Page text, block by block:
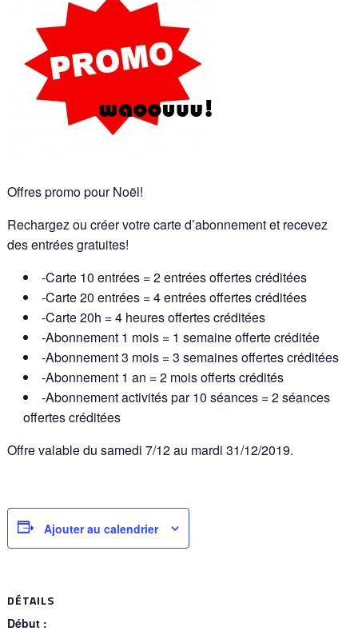
Offres promo pour Noël!
Rechargez ou créer votre carte d’abonnement et recevez
des entrées gratuites!
-Carte 10 entrées = 2 entrées offertes créditées
-Carte 20 entrées = 4 entrées offertes créditées
-Carte 20h = 4 heures offertes créditées
-Abonnement 1 mois = 1 semaine offerte créditée
-Abonnement 3 mois = 3 semaines offertes créditées
-Abonnement 1 an = 2 mois offerts crédités
-Abonnement activités par 10 séances = 2 séances
offertes créditées
Offre valable du samedi 7/12 au mardi 31/12/2019.
Ajouter au calendrier
DÉTAILS
Début :